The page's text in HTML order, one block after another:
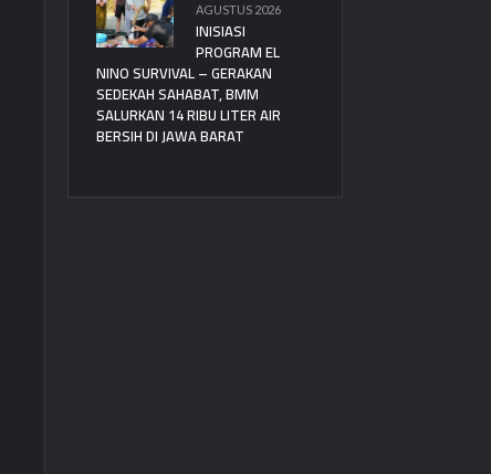
AGUSTUS 2026
INISIASI
PROGRAM EL
NINO SURVIVAL – GERAKAN
SEDEKAH SAHABAT, BMM
SALURKAN 14 RIBU LITER AIR
BERSIH DI JAWA BARAT